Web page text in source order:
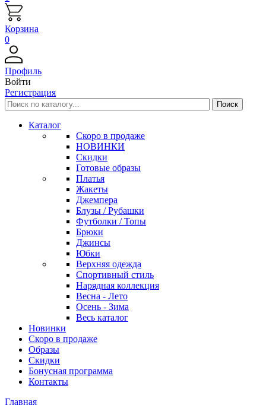
Корзина
0
Профиль
Войти
Регистрация
Каталог
Скоро в продаже
НОВИНКИ
Скидки
Готовые образы
Платья
Жакеты
Джемпера
Блузы / Рубашки
Футболки / Топы
Брюки
Джинсы
Юбки
Верхняя одежда
Спортивный стиль
Нарядная коллекция
Весна - Лето
Осень - Зима
Весь каталог
Новинки
Скоро в продаже
Образы
Скидки
Бонусная программа
Контакты
Главная